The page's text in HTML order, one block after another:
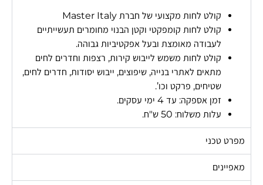
קולט לחות מקצועי של חברת Master Italy
קולט לחות קומפקטי וקטן הבנוי מחומרים תעשייתיים
לעבודה מאומצת ובעל אפקטיביות גבוהה.
קולט לחות משמש לייבוש קירות, רצפות וחדרים לחים
מתאים לאתרי בנייה, שיפוצים, ייבוש יסודות, חדרים לחים,
שטיחים, פרקט וכו’.
זמן אספקה: עד 4 ימי עסקים.
עלות משלוח: 50 ש"ח.
מפרט טכני
מאפיינים